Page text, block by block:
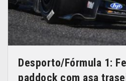
Desporto/Fórmula 1:
paddock com asa